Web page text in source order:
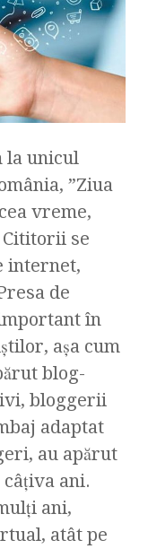
la unicul
”Ziua
vreme,
se
internet,
de
în
așa cum
blog-
bloggerii
adaptat
au apărut
ani.
ani,
atât pe